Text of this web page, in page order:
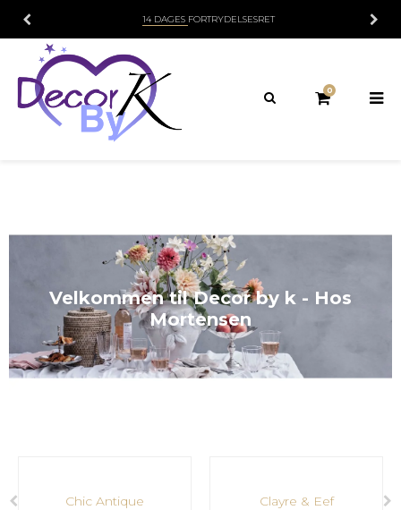
14 DAGES FORTRYDELSESRET
0
Velkommen til Decor by k - Hos
Mortensen
Chic Antique Clayre & Eef